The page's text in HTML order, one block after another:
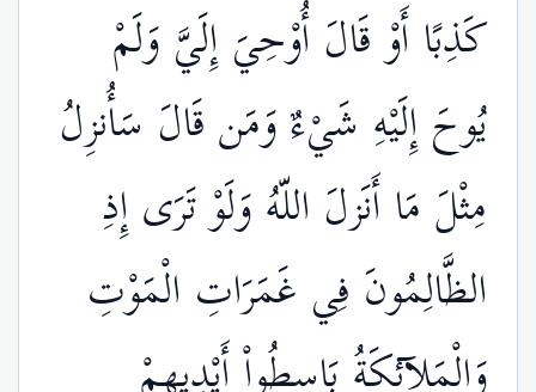
كَذِبًا أَوْ قَالَ أُوْحِيَ إِلَيَّ وَلَمْ
يُوحَ إِلَيْهِ شَيْءٌ وَمَن قَالَ سَأُنزِلُ
مِثْلَ مَا أَنَزلَ اللّهُ وَلَوْ تَرَى إِذِ
الظَّالِمُونَ فِي غَمَرَاتِ الْمَوْتِ
وَالْمَلآئِكَةُ بَاسِطُواْ أَيْدِيهِمْ